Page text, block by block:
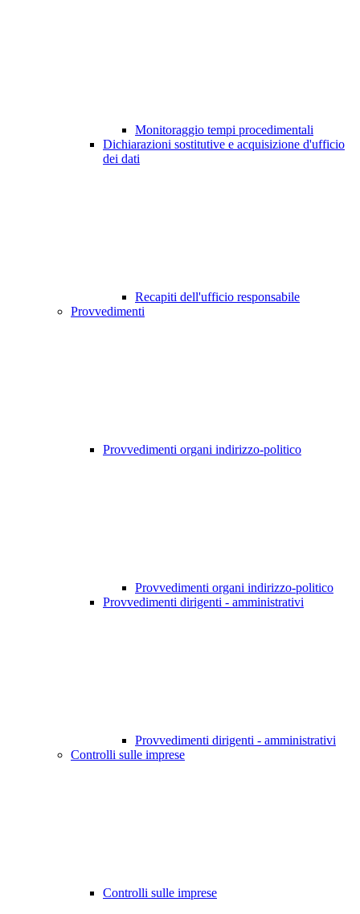
Monitoraggio tempi procedimentali
Dichiarazioni sostitutive e acquisizione d'ufficio
dei dati
Recapiti dell'ufficio responsabile
Provvedimenti
Provvedimenti organi indirizzo-politico
Provvedimenti organi indirizzo-politico
Provvedimenti dirigenti - amministrativi
Provvedimenti dirigenti - amministrativi
Controlli sulle imprese
Controlli sulle imprese